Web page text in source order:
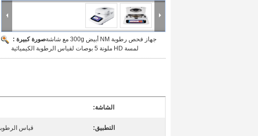
صورة كبيرة :جهاز فحص رطوبة NM أبيض 300g مع شاشة
لمسة HD ملونة 5 بوصات لقياس الرطوبة الكيميائية
الشاشة:
التطبيق: قياس الرطوبة